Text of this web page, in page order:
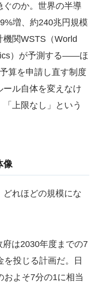
ぐのか。世界の半導
増、約240兆円規模
関WSTS（World
）が予測する——ほ
算を申請し直す制度
ル自体を変えなけ
上限なし」という
像
どれほどの規模にな
は2030年度までの7
を投じる計画だ。日
およそ7分の1に相当